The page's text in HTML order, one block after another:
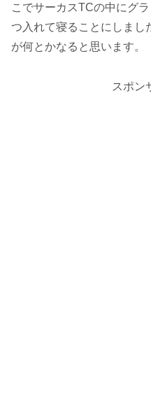
こでサーカスTCの中にグ
つ入れて寝ることにしまし
が何とかなると思います。
スポン